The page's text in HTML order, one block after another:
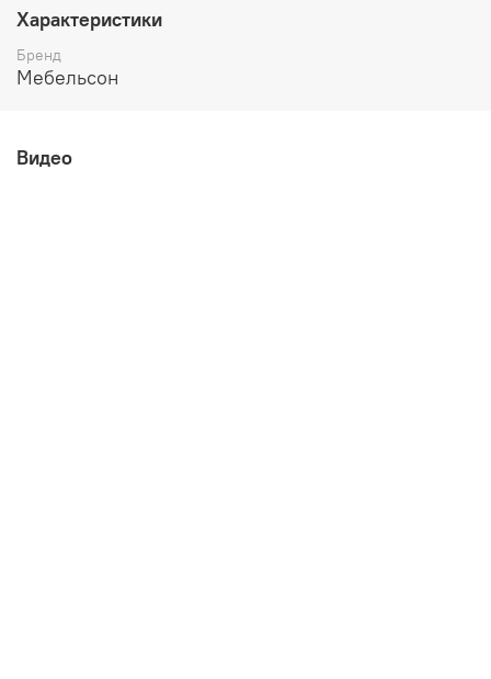
высота 400 мм
Характеристики
Бренд
Мебельсон
Видео